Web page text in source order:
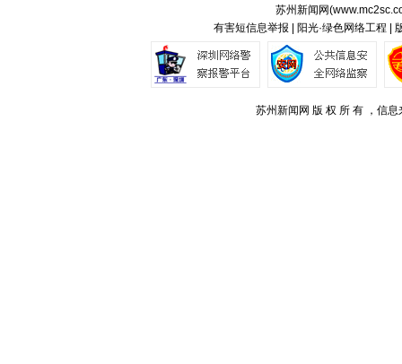
苏州新闻网(
有害短信息举报 | 阳光·绿色网络工程 |
苏州新闻网 版 权 所 有 ，信